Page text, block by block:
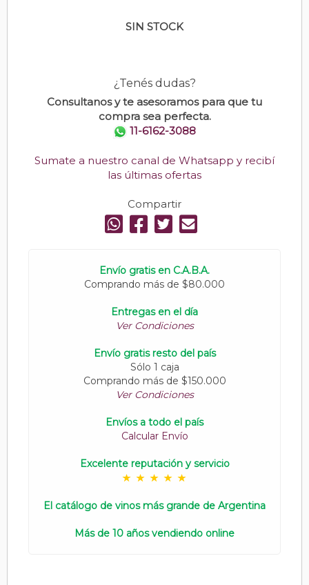
SIN STOCK
¿Tenés dudas?
Consultanos y te asesoramos para que tu
compra sea perfecta.
11-6162-3088
Sumate a nuestro canal de Whatsapp y recibí
las últimas ofertas
Compartir
Envío gratis en C.A.B.A.
Comprando más de $80.000
Entregas en el día
Ver Condiciones
Envío gratis resto del país
Sólo 1 caja
Comprando más de $150.000
Ver Condiciones
Envíos a todo el país
Calcular Envío
Excelente reputación y servicio
El catálogo de vinos más grande de Argentina
Más de 10 años vendiendo online